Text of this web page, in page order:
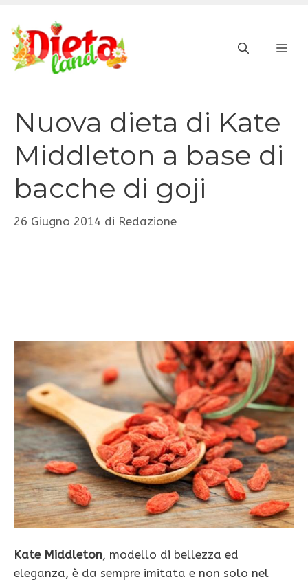
contenuto
Nuova dieta di Kate
Middleton a base di
bacche di goji
26 Giugno 2014 di Redazione
Kate Middleton, modello di bellezza ed
eleganza, è da sempre imitata e non solo nel